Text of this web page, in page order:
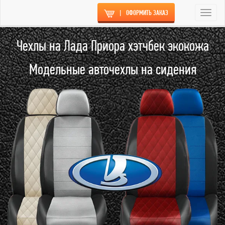
| ОФОРМИТЬ ЗАКАЗ
Чехлы на Лада Приора хэтчбек экокожа
Модельные авточехлы на сидения